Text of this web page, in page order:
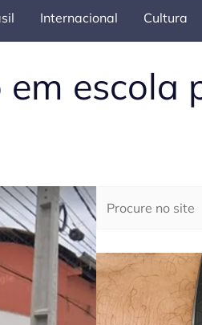
Internacional Cultura
escola